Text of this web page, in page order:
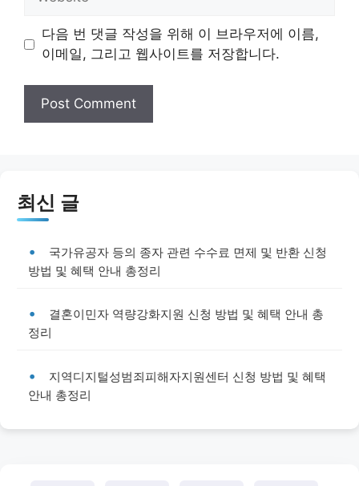
다음 번 댓글 작성을 위해 이 브라우저에 이름,
이메일, 그리고 웹사이트를 저장합니다.
최신 글
국가유공자 등의 종자 관련 수수료 면제 및 반환 신청
방법 및 혜택 안내 총정리
결혼이민자 역량강화지원 신청 방법 및 혜택 안내 총
정리
지역디지털성범죄피해자지원센터 신청 방법 및 혜택
안내 총정리